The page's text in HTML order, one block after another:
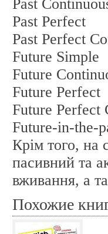
Past
Past Perfect
Past Perfect
Future Simple
Future
Future Perfect
Future Perfect
Future-in-the-
Крім того, на
пасивний та
вживання, а
Похожие